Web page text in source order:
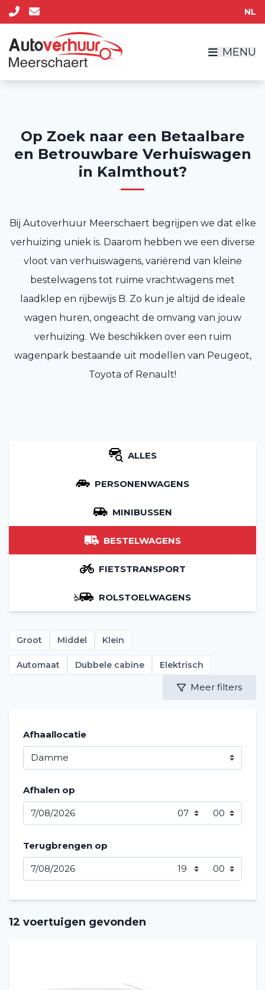
NL
MENU
Op Zoek naar een Betaalbare
en Betrouwbare Verhuiswagen
in Kalmthout?
Bij Autoverhuur Meerschaert begrijpen we dat elke
verhuizing uniek is. Daarom hebben we een diverse
vloot van verhuiswagens, variërend van kleine
bestelwagens tot ruime vrachtwagens met
laadklep en rijbewijs B. Zo kun je altijd de ideale
wagen huren, ongeacht de omvang van jouw
verhuizing. We beschikken over een ruim
wagenpark bestaande uit modellen van Peugeot,
Toyota of Renault!
ALLES
PERSONENWAGENS
MINIBUSSEN
BESTELWAGENS
FIETSTRANSPORT
ROLSTOELWAGENS
Groot Middel Klein
Automaat Dubbele cabine Elektrisch
Meer filters
Afhaallocatie
Afhalen op
Terugbrengen op
12 voertuigen gevonden